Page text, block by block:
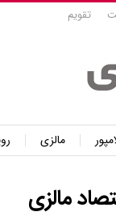
تقویم
مالزی
مالزی